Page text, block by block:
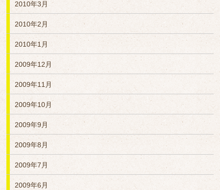
2010年3月
2010年2月
2010年1月
2009年12月
2009年11月
2009年10月
2009年9月
2009年8月
2009年7月
2009年6月